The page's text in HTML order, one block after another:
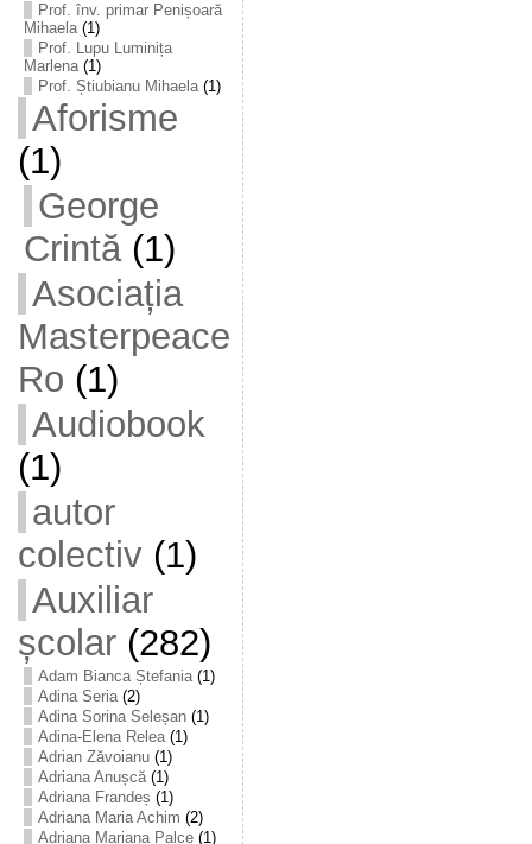
Prof. înv. primar Penișoară
Mihaela(1)
Prof. Lupu Luminița
Marlena(1)
Prof. Știubianu Mihaela(1)
Aforisme
(1)
George
Crintă(1)
Asociația
Masterpeace
Ro (1)
Audiobook
(1)
autor
colectiv(1)
Auxiliar
școlar(282)
Adam Bianca Ștefania(1)
Adina Seria(2)
Adina Sorina Seleșan(1)
Adina-Elena Relea(1)
Adrian Zăvoianu(1)
Adriana Anușcă(1)
Adriana Frandeș (1)
Adriana Maria Achim (2)
Adriana Mariana Palce(1)